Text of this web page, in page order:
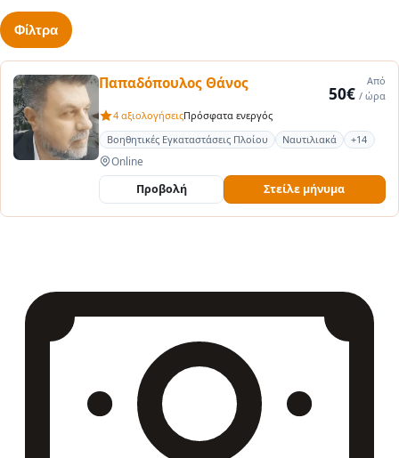
Φίλτρα
Παπαδόπουλος Θάνος Από
50€ / ώρα
4 αξιολογήσειςΠρόσφατα ενεργός
Βοηθητικές Εγκαταστάσεις Πλοίου
Ναυτιλιακά +14
Online
Προβολή Στείλε μήνυμα